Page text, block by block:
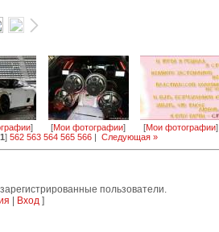
] [Мои фотографии] [Мои фотографии]
] 562 563 564 565 566 | Следующая »
пользователи.
Вход]